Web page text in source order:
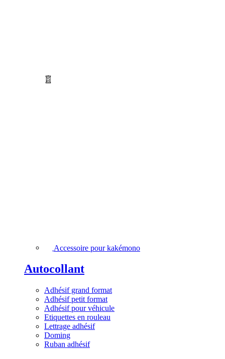
Accessoire pour kakémono
Autocollant
Adhésif grand format
Adhésif petit format
Adhésif pour véhicule
Etiquettes en rouleau
Lettrage adhésif
Doming
Ruban adhésif